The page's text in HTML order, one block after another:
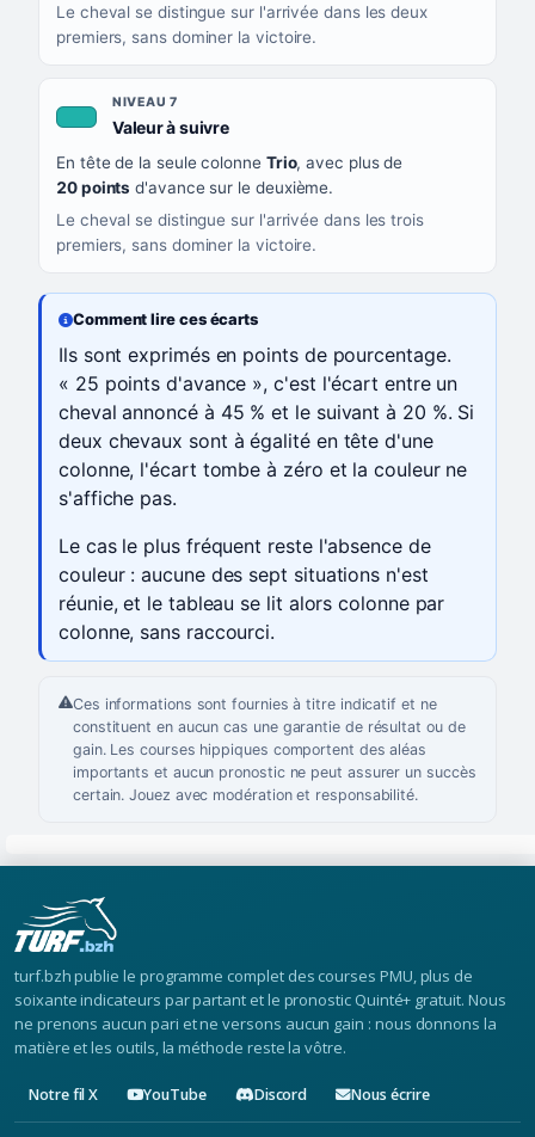
Le cheval se distingue sur l'arrivée dans les deux
premiers, sans dominer la victoire.
NIVEAU 7
Valeur à suivre, couleur turquoise
En tête de la seule colonne Trio, avec plus de
20 points d'avance sur le deuxième.
Le cheval se distingue sur l'arrivée dans les trois
premiers, sans dominer la victoire.
Comment lire ces écarts
Ils sont exprimés en points de pourcentage.
« 25 points d'avance », c'est l'écart entre un
cheval annoncé à 45 % et le suivant à 20 %. Si
deux chevaux sont à égalité en tête d'une
colonne, l'écart tombe à zéro et la couleur ne
s'affiche pas.
Le cas le plus fréquent reste l'absence de
couleur : aucune des sept situations n'est
réunie, et le tableau se lit alors colonne par
colonne, sans raccourci.
Ces informations sont fournies à titre indicatif et ne
constituent en aucun cas une garantie de résultat ou de
gain. Les courses hippiques comportent des aléas
importants et aucun pronostic ne peut assurer un succès
certain. Jouez avec modération et responsabilité.
turf.bzh publie le programme complet des courses PMU, plus de
soixante indicateurs par partant et le pronostic Quinté+ gratuit. Nous
ne prenons aucun pari et ne versons aucun gain : nous donnons la
matière et les outils, la méthode reste la vôtre.
Notre fil X YouTube Discord Nous écrire